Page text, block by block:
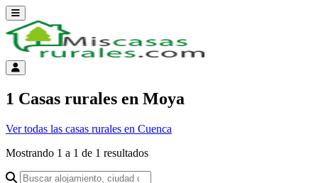
Abrir menú
Menú de cuenta
1 Casas rurales en Moya
Ver todas las casas rurales en Cuenca
Mostrando 1 a 1 de 1 resultados
Buscar alojamiento, ciudad o provincia para ir a su página